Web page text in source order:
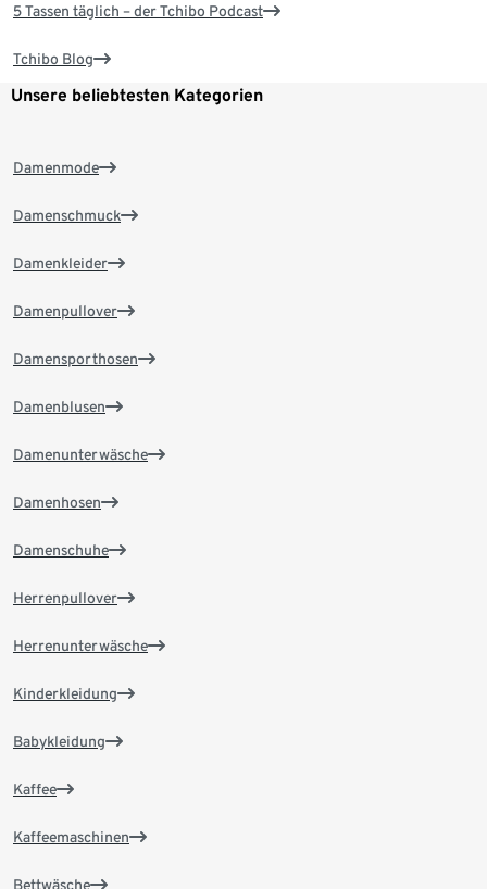
5 Tassen täglich – der Tchibo Podcast
Tchibo Blog
Unsere beliebtesten Kategorien
Damenmode
Damenschmuck
Damenkleider
Damenpullover
Damensporthosen
Damenblusen
Damenunterwäsche
Damenhosen
Damenschuhe
Herrenpullover
Herrenunterwäsche
Kinderkleidung
Babykleidung
Kaffee
Kaffeemaschinen
Bettwäsche